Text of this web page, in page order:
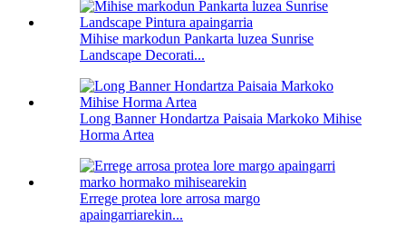
Mihise markodun Pankarta luzea Sunrise
Landscape Decorati...
Long Banner Hondartza Paisaia Markoko Mihise
Horma Artea
Errege protea lore arrosa margo
apaingarriarekin...